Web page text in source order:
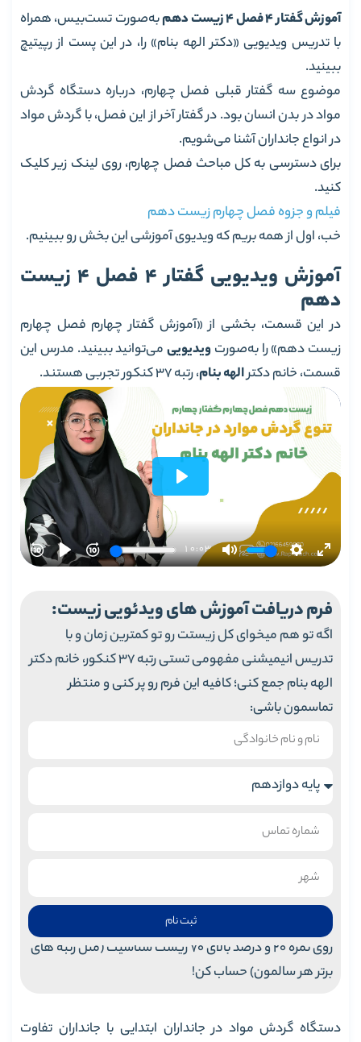
آموزش گفتار 4 فصل 4 زیست دهم
به‌صورت تست‌بیس، همراه
با تدریس ویدیویی «دکتر الهه بنام» را، در این پست از رپیتیچ
ببینید.
موضوع سه گفتار قبلی فصل چهارم، درباره دستگاه گردش
مواد در بدن انسان بود. در گفتار آخر از این فصل، با گردش مواد
در انواع جانداران آشنا می‌شویم.
برای دسترسی به کل مباحث فصل چهارم، روی لینک زیر کلیک
کنید.
فیلم و جزوه فصل چهارم زیست دهم
خب، اول از همه بریم که ویدیوی آموزشی این بخش رو ببینیم.
آموزش ویدیویی گفتار 4 فصل 4 زیست
دهم
در این قسمت، بخشی از «آموزش گفتار چهارم فصل چهارم
زیست دهم» را به‌صورتویدیوییمی‌توانید ببینید. مدرس این
قسمت، خانم دکترالهه بنام، رتبه 37 کنکور تجربی هستند.
فرم دریافت آموزش های ویدئویی زیست:
اگه تو هم میخوای کل زیستت رو تو کمترین زمان و با
تدریس انیمیشنی مفهومی تستی رتبه 37 کنکور، خانم دکتر
الهه بنام جمع کنی؛ کافیه این فرم رو پر کنی و منتظر
تماسمون باشی:
ثبت نام
روی نمره 20 و درصد بالای 70 زیست شناسیت (مثل رتبه های
برتر هر سالمون) حساب کن!
دستگاه گردش مواد در جانداران ابتدایی با جانداران تفاوت